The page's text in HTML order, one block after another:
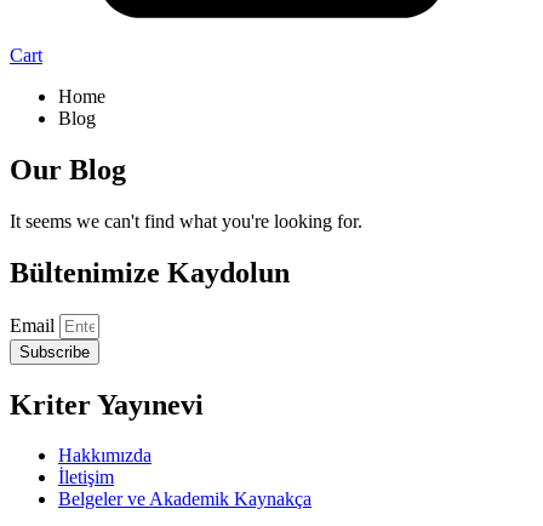
Cart
Home
Blog
Our Blog
It seems we can't find what you're looking for.
Bültenimize Kaydolun
Email
Subscribe
Kriter Yayınevi
Hakkımızda
İletişim
Belgeler ve Akademik Kaynakça